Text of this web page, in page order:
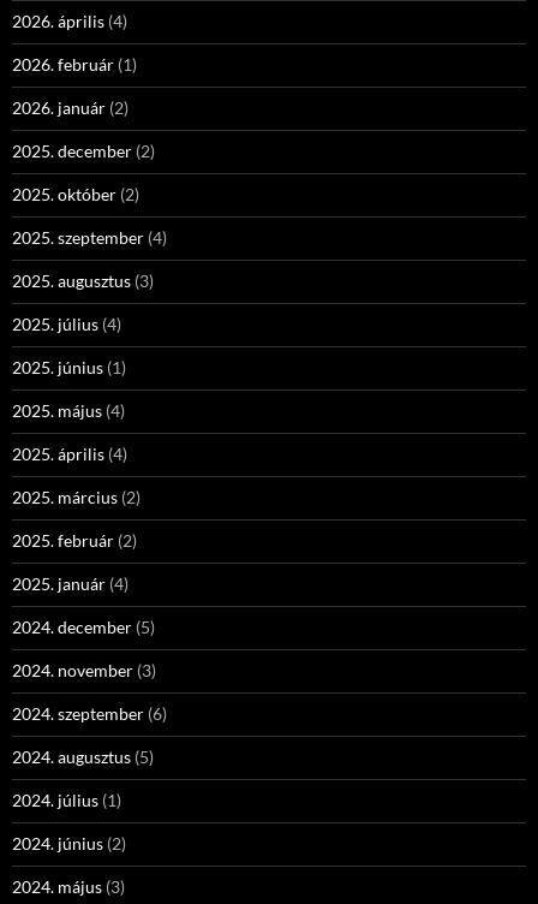
2026. április (4)
2026. február (1)
2026. január (2)
2025. december (2)
2025. október (2)
2025. szeptember (4)
2025. augusztus (3)
2025. július (4)
2025. június (1)
2025. május (4)
2025. április (4)
2025. március (2)
2025. február (2)
2025. január (4)
2024. december (5)
2024. november (3)
2024. szeptember (6)
2024. augusztus (5)
2024. július (1)
2024. június (2)
2024. május (3)